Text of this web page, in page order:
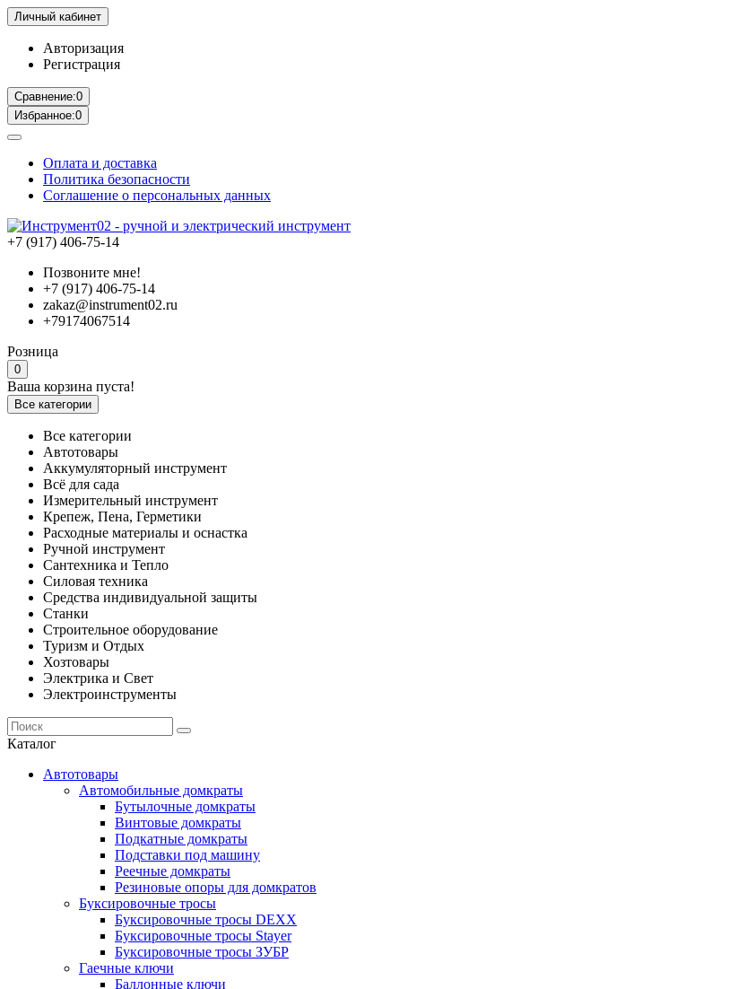
Личный кабинет
Авторизация
Регистрация
Сравнение:0
Избранное:0
Оплата и доставка
Политика безопасности
Соглашение о персональных данных
+7 (917) 406-75-14
Позвоните мне!
+7 (917) 406-75-14
zakaz@instrument02.ru
+79174067514
Розница
0
Ваша корзина пуста!
Все категории
Все категории
Автотовары
Аккумуляторный инструмент
Всё для сада
Измерительный инструмент
Крепеж, Пена, Герметики
Расходные материалы и оснастка
Ручной инструмент
Сантехника и Тепло
Силовая техника
Средства индивидуальной защиты
Станки
Строительное оборудование
Туризм и Отдых
Хозтовары
Электрика и Свет
Электроинструменты
Каталог
Автотовары
Автомобильные домкраты
Бутылочные домкраты
Винтовые домкраты
Подкатные домкраты
Подставки под машину
Реечные домкраты
Резиновые опоры для домкратов
Буксировочные тросы
Буксировочные тросы DEXX
Буксировочные тросы Stayer
Буксировочные тросы ЗУБР
Гаечные ключи
Баллонные ключи